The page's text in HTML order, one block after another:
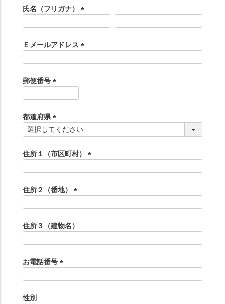
須
)
氏名（フリガナ）
須
)
Ｅメールアドレス
郵便番号
須
)
都道府県
(
須
)
住所１（市区町村）
)
住所２（番地）
須
)
住所３（建物名）
お電話番号
性別